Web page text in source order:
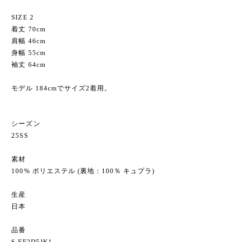
SIZE 2
着丈 70cm
肩幅 46cm
身幅 55cm
袖丈 64cm
モデル 184cmでサイズ2着用。
シーズン
25SS
素材
100% ポリエステル (裏地：100％ キュプラ)
生産
日本
品番